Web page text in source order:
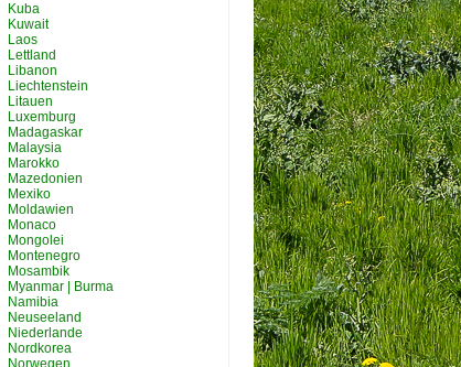
Kuba
Kuwait
Laos
Lettland
Libanon
Liechtenstein
Litauen
Luxemburg
Madagaskar
Malaysia
Marokko
Mazedonien
Mexiko
Moldawien
Monaco
Mongolei
Montenegro
Mosambik
Myanmar | Burma
Namibia
Neuseeland
Niederlande
Nordkorea
Norwegen